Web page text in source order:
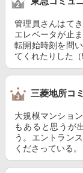
管理員さんはて
エレベータが止
転開始時刻を問
てくれたりした（
三菱地所コ
大規模マンショ
もあると思うが
う。エントラン
くださっている。